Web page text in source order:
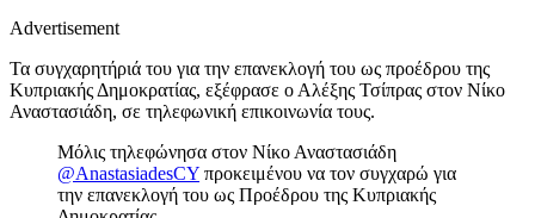
Advertisement
Τα συγχαρητήριά του για την επανεκλογή του ως προέδρου της
Κυπριακής Δημοκρατίας, εξέφρασε ο Αλέξης Τσίπρας στον Νίκο
Αναστασιάδη, σε τηλεφωνική επικοινωνία τους.
Μόλις τηλεφώνησα στον Νίκο Αναστασιάδη
@AnastasiadesCY προκειμένου να τον συγχαρώ για
την επανεκλογή του ως Προέδρου της Κυπριακής